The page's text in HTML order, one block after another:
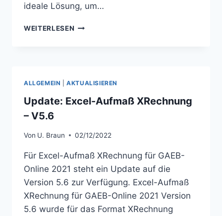
ideale Lösung, um…
WEITERLESEN UPGRADE:
ALLGEMEIN |AKTUALISIEREN
Update: Excel-Aufmaß XRechnung
– V5.6
Von U. Braun 02/12/2022
Für Excel-Aufmaß XRechnung für GAEB-
Online 2021 steht ein Update auf die
Version 5.6 zur Verfügung. Excel-Aufmaß
XRechnung für GAEB-Online 2021 Version
5.6 wurde für das Format XRechnung